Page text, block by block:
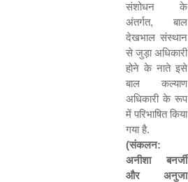
संशोधन के
अंतर्गत, बाल
देखभाल संस्थान
से जुड़ा अधिकारी
होने के नाते इसे
बाल कल्याण
अधिकारी के रूप
में परिभाषित किया
गया है.
(संकलन:
अनीशा बनर्जी
और अनुजा